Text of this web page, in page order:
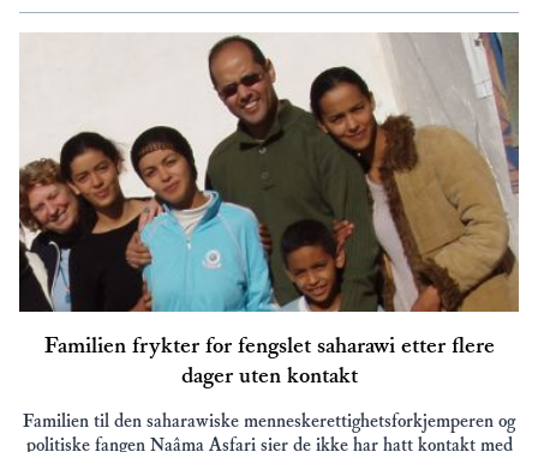
Familien frykter for fengslet saharawi etter flere
dager uten kontakt
Familien til den saharawiske menneskerettighetsforkjemperen og
politiske fangen Naâma Asfari sier de ikke har hatt kontakt med